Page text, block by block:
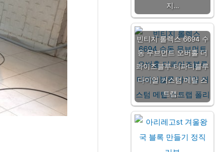
지…
빈티지 롤렉스 6694 수
동 무브먼트 오버홀 더
콰이즈블루 티파니블루
다이얼 커스텀 메탈 스
트랩…